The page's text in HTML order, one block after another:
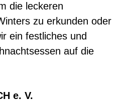
die leckeren
zu erkunden oder
ein festliches und
auf die
e. V.